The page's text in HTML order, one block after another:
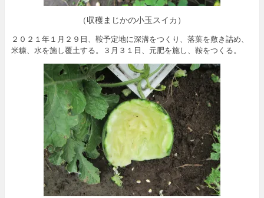
（収穫まじかの小玉スイカ）
２０２１年１月２９日、鞍予定地に深溝をつくり、落葉を敷き詰め、
米糠、水を施し覆土する。３月３１日、元肥を施し、鞍をつくる。